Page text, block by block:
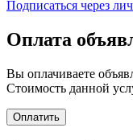
Подписаться через
Оплата
Вы оплачиваете
Стоимость данной